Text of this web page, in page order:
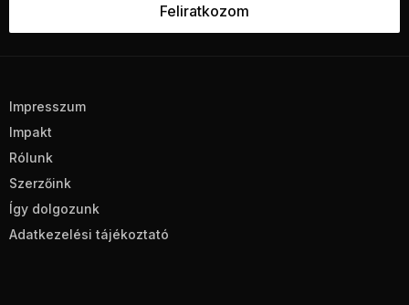
Impresszum
Impakt
Rólunk
Szerzőink
Így dolgozunk
Adatkezelési tájékoztató